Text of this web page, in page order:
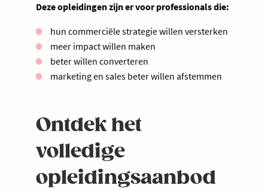
Deze opleidingen zijn er voor professionals die:
hun commerciële strategie willen versterken
meer impact willen maken
beter willen converteren
marketing en sales beter willen afstemmen
Ontdek het
volledige
opleidingsaanbod